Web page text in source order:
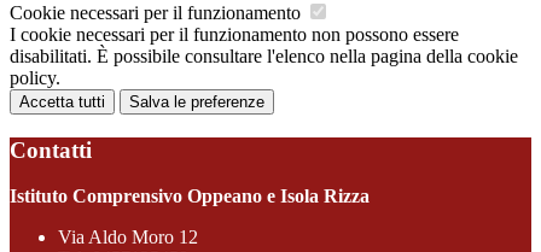
Cookie necessari per il funzionamento
I cookie necessari per il funzionamento non possono essere
disabilitati. È possibile consultare l'elenco nella pagina della cookie
policy.
Accetta tutti Salva le preferenze
Contatti
Istituto Comprensivo Oppeano e Isola Rizza
Via Aldo Moro 12